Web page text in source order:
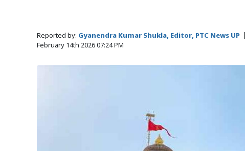
Reported by: Gyanendra Kumar Shukla, Editor, PTC News UP
February 14th 2026 07:24 PM